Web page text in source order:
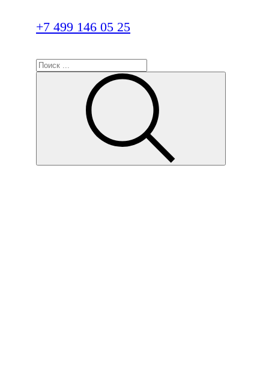
+7 499 146 05 25